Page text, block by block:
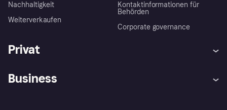
Nachhaltigkeit
Weiterverkaufen
Kontaktinformationen für
Behörden
Corporate governance
Privat
Business